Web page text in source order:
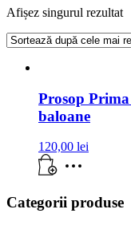
Afișez singurul rezultat
Prosop
baloane
120,00 lei
Categorii produse